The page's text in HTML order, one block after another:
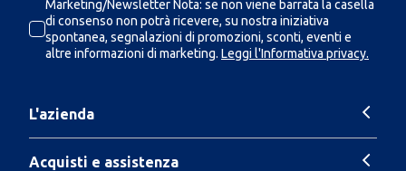
Marketing/Newsletter Nota: se non viene barrata la casella
di consenso non potrà ricevere, su nostra iniziativa
spontanea, segnalazioni di promozioni, sconti, eventi e
altre informazioni di marketing. Leggi l'Informativa privacy.
L'azienda
Acquisti e assistenza